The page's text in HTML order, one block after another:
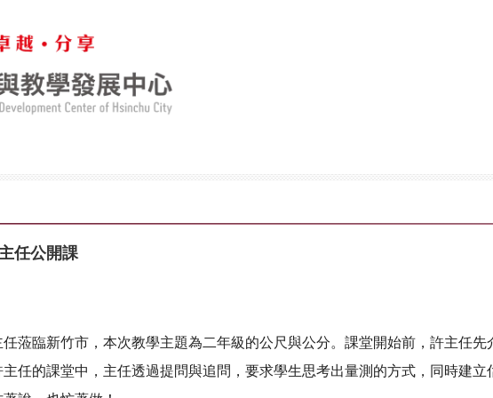
任公開課
蒞臨新竹市，本次教學主題為二年級的公尺與公分。課堂開始前，許主任
任的課堂中，主任透過提問與追問，要求學生思考出量測的方式，同時建